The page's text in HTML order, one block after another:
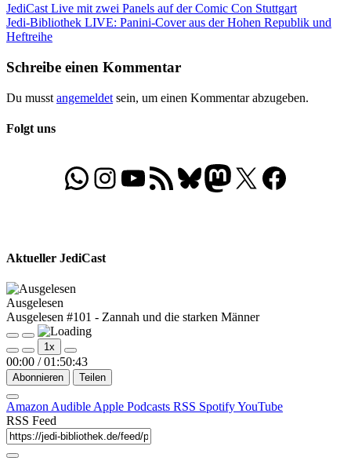
Beitragsnavigation
Vorheriger
Beitrag:
JediCast Live mit zwei Panels auf der Comic Con Stuttgart
Nächster
Beitrag:
Jedi-Bibliothek LIVE: Panini-Cover aus der Hohen Republik und
Heftreihe
Schreibe einen Kommentar
Du musst angemeldet sein, um einen Kommentar abzugeben.
Folgt uns
WhatsApp
Folgt uns auf Instagram
Besucht unseren YouTube-Kanal
RSS-FeedBluesky
Folgt uns auf Mastodon
X Folgt uns auf
Aktueller JediCast
Ausgelesen
Ausgelesen #101 - Zannah und die starken Männer
Play
Episode
Pause
Episode
1x
00:00 / 01:50:43
Abonnieren Teilen
AmazonAudibleApple Podcasts RSS SpotifyYouTube
RSS Feed